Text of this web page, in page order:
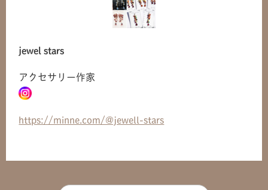
jewel stars
アクセサリー作家
https://minne.com/@jewell-stars